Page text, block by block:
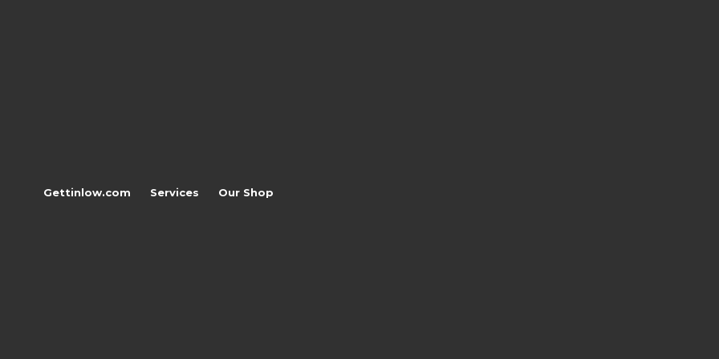
Gettinlow.com Services Our Shop